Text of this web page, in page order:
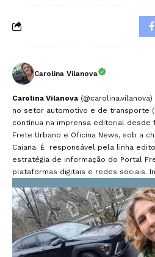
Carolina Vilanova
Carolina Vilanova
no setor automotivo e de transporte
contínua na imprensa editorial desde
Frete Urbano e Oficina News, sob a
Caiana. É responsável pela linha
estratégia de informação do Portal
plataformas digitais e redes sociais.